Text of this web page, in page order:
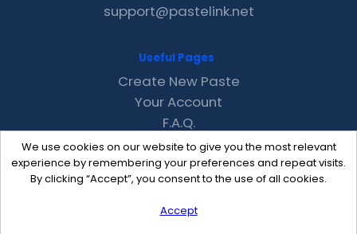
We use cookies on our website to give you the most relevant
experience by remembering your preferences and repeat visits.
By clicking “Accept”, you consent to the use of all cookies.
Accept
support@pastelink.net
Useful Pages
Create New Paste
Your Account
F.A.Q.
Recent
Contact